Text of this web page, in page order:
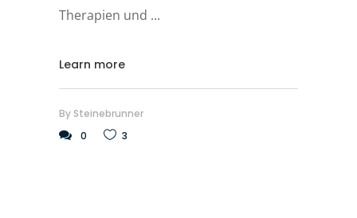
Therapien und
Learn more
By Steinebrunner
0
3